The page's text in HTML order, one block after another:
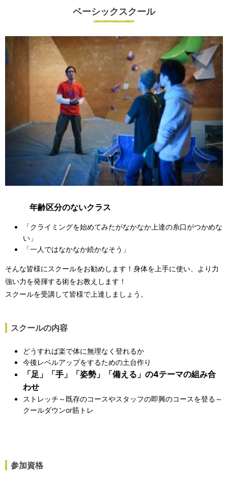
ベーシックスクール
年齢区分のないクラス
「クライミングを始めてみたがなかなか上達の糸口がつかめな
い」
「一人ではなかなか続かなそう」
そんな皆様にスクールをお勧めします！身体を上手に使い、より力
強い力を発揮する術をお教えします！
スクールを受講して皆様で上達しましょう。
スクールの内容
どうすれば楽で体に無理なく登れるか
今後レベルアップをするための土台作り
「足」「手」「姿勢」「備える」の4テーマの組み合
わせ
ストレッチ～既存のコースやスタッフの即興のコースを登る～
クールダウンor筋トレ
参加資格